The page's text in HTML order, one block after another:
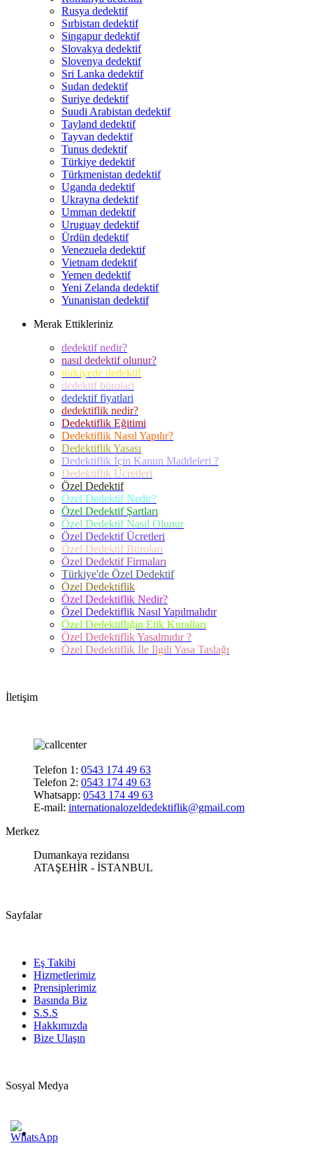
Rusya dedektif
Sırbistan dedektif
Singapur dedektif
Slovakya dedektif
Slovenya dedektif
Sri Lanka dedektif
Sudan dedektif
Suriye dedektif
Suudi Arabistan dedektif
Tayland dedektif
Tayvan dedektif
Tunus dedektif
Türkiye dedektif
Türkmenistan dedektif
Uganda dedektif
Ukrayna dedektif
Umman dedektif
Uruguay dedektif
Ürdün dedektif
Venezuela dedektif
Vietnam dedektif
Yemen dedektif
Yeni Zelanda dedektif
Yunanistan dedektif
Merak Ettikleriniz
dedektif nedir?
nasıl dedektif olunur?
türkiyede dedektif
dedektif bürolari
dedektif fiyatlari
dedektiflik nedir?
Dedektiflik Eğitimi
Dedektiflik Nasıl Yapılır?
Dedektiflik Yasası
Dedektiflik İçin Kanun Maddeleri ?
Dedektiflik Ücretleri
Özel Dedektif
Özel Dedektif Nedir?
Özel Dedektif Şartları
Özel Dedektif Nasıl Olunur
Özel Dedektif Ücretleri
Özel Dedektif Büroları
Özel Dedektif Firmaları
Türkiye'de Özel Dedektif
Özel Dedektiflik
Özel Dedektiflik Nedir?
Özel Dedektiflik Nasıl Yapılmalıdır
Özel Dedektifliğin Etik Kuralları
Özel Dedektiflik Yasalmıdır ?
Özel Dedektiflik İle İlgili Yasa Taslağı
İletişim
Telefon 1: 0543 174 49 63
Telefon 2: 0543 174 49 63
Whatsapp: 0543 174 49 63
E-mail: internationalozeldedektiflik@gmail.com
Merkez
Dumankaya rezidansı
ATAŞEHİR - İSTANBUL
Sayfalar
Eş Takibi
Hizmetlerimiz
Prensiplerimiz
Basında Biz
S.S.S
Hakkımızda
Bize Ulaşın
Sosyal Medya